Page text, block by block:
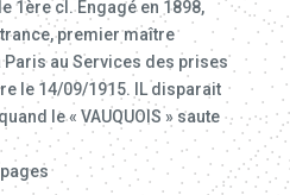
1ère cl. Engagé en 1898,
premier maître
au Services des prises
le 14/09/1915. IL disparait
le « VAUQUOIS » saute